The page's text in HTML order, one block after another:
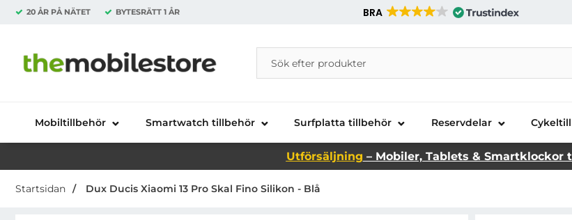
20 ÅR PÅ NÄTET BYTESRÄTT 1 ÅR BRA
Startsidan för Danira Telecom AB
Sök
Sök på Danira Telecom AB
Mobiltillbehör Smartwatch tillbehör Surfplatta tillbehör Reservdelar
Utförsäljning – Mobiler, Tablets & Smartklockor
Startsidan Dux Ducis Xiaomi 13 Pro Skal Fino Silikon - Blå